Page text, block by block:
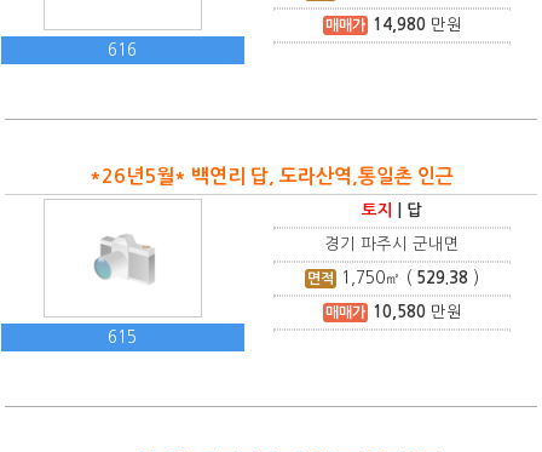
616
매매가 14,980만원
*26년5월* 백연리 답, 도라산역,통일촌 인근
615
토지 답
경기 파주시 군내면
면적 1,750㎡ ( 529.38 )
매매가 10,580만원